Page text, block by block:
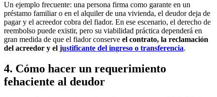
Un ejemplo frecuente: una persona firma como garante en un
préstamo familiar o en el alquiler de una vivienda, el deudor deja de
pagar y el acreedor cobra del fiador. En ese escenario, el derecho de
reembolso puede existir, pero su viabilidad práctica dependerá en
gran medida de que el fiador conserve el contrato, la reclamación
del acreedor y el justificante del ingreso o transferencia.
4. Cómo hacer un requerimiento
fehaciente al deudor